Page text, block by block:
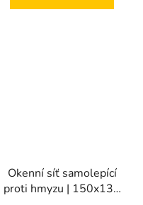
Okenní síť samolepící
proti hmyzu | 150x130